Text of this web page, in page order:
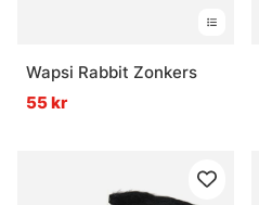
Wapsi Rabbit Zonkers
55 kr